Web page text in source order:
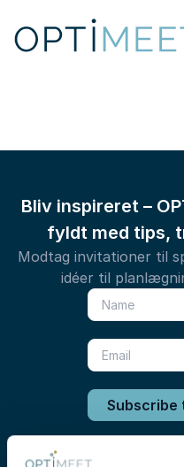
Bliv inspireret –
fyldt med tips,
Modtag invitationer til
idéer til
Subscribe